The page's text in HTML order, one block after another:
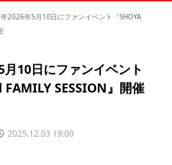
2026年5月10日にファンイベント『SHOYA
10日にファンイベント
FAMILY SESSION』開催
2025.12.03 19:00